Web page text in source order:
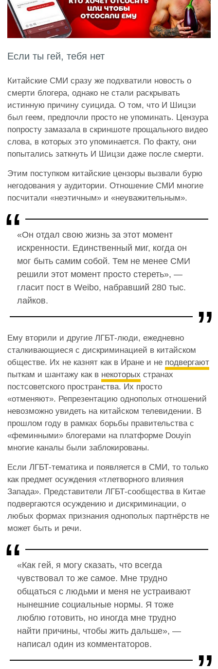
Если ты гей, тебя нет
Китайские СМИ сразу же подхватили новость о
смерти блогера, однако не стали раскрывать
истинную причину суицида. О том, что И Шицзи
был геем, предпочли просто не упоминать. Цензура
попросту замазала в скриншоте прощального видео
слова, в которых это упоминается. По факту, они
попытались заткнуть И Шицзи даже после смерти.
Этим поступком китайские цензоры вызвали бурю
негодования у аудитории. Отношение СМИ многие
посчитали «неэтичным» и «неуважительным».
«Он отдал свою жизнь за этот момент
искренности. Единственный миг, когда он
мог быть самим собой. Тем не менее СМИ
решили этот момент просто стереть», —
гласит пост в Weibo, набравший 280 тыс.
лайков.
Ему вторили и другие ЛГБТ-люди, ежедневно
сталкивающиеся с дискриминацией в китайском
обществе. Их не казнят как в Иране и не подвергают
пыткам и шантажу как в некоторых странах
постсоветского пространства. Их просто
«отменяют». Репрезентацию однополых отношений
невозможно увидеть на китайском телевидении. В
прошлом году в рамках борьбы правительства с
«феминными» блогерами на платформе Douyin
многие каналы были заблокированы.
Если ЛГБТ-тематика и появляется в СМИ, то только
как предмет осуждения «тлетворного влияния
Запада». Представители ЛГБТ-сообщества в Китае
подвергаются осуждению и дискриминации, о
любых формах признания однополых партнёрств не
может быть и речи.
«Как гей, я могу сказать, что всегда
чувствовал то же самое. Мне трудно
общаться с людьми и меня не устраивают
нынешние социальные нормы. Я тоже
люблю готовить, но иногда мне трудно
найти причины, чтобы жить дальше», —
написал один из комментаторов.